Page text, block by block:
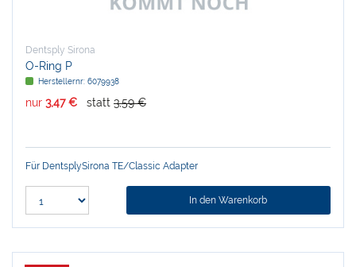
Dentsply Sirona
O-Ring P
Herstellernr: 6079938
nur 3,47 € statt 3,59 €
Für DentsplySirona TE/Classic Adapter
In den Warenkorb